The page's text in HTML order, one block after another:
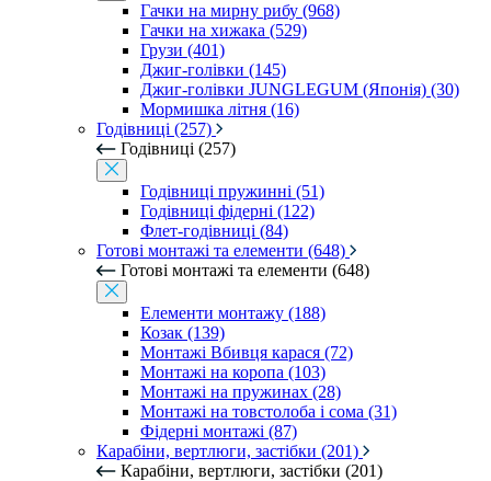
Гачки на мирну рибу (968)
Гачки на хижака (529)
Грузи (401)
Джиг-голівки (145)
Джиг-голівки JUNGLEGUM (Японія) (30)
Мормишка літня (16)
Годівниці (257)
Годівниці (257)
Годівниці пружинні (51)
Годівниці фідерні (122)
Флет-годівниці (84)
Готові монтажі та елементи (648)
Готові монтажі та елементи (648)
Елементи монтажу (188)
Козак (139)
Монтажі Вбивця карася (72)
Монтажі на коропа (103)
Монтажі на пружинах (28)
Монтажі на товстолоба і сома (31)
Фідерні монтажі (87)
Карабіни, вертлюги, застібки (201)
Карабіни, вертлюги, застібки (201)